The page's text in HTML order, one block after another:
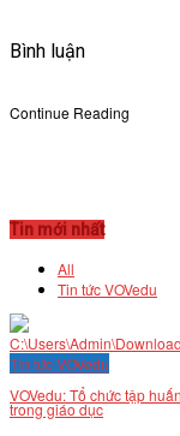
Bình luận
Continue Reading
Tin mới nhất
All
Tin tức VOVedu
Tin tức VOVedu
VOVedu: Tổ chức tập
trong giáo dục